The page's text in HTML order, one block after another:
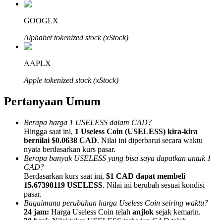
Afiliasi Bitrue
Hingga 65% Komisi!
Referensi
Undang teman untuk mendapatkan imbalan tunai
Deposit CASHCAT & Win
GOOGLX
Alphabet tokenized stock (xStock)
AAPLX
Apple tokenized stock (xStock)
Pertanyaan Umum
Berapa harga 1 USELESS dalam CAD?
Hingga saat ini, 1 Useless Coin (USELESS) kira-kira
bernilai $0.0638 CAD. Nilai ini diperbarui secara waktu
nyata berdasarkan kurs pasar.
Berapa banyak USELESS yang bisa saya dapatkan untuk 1
CAD?
Berdasarkan kurs saat ini, $1 CAD dapat membeli
15.67398119 USELESS. Nilai ini berubah sesuai kondisi
pasar.
Bagaimana perubahan harga Useless Coin seiring waktu?
24 jam: Harga Useless Coin telah anjlok sejak kemarin.